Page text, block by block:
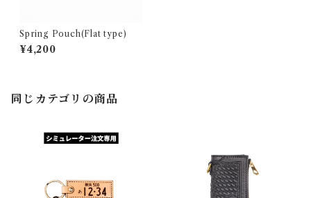
Spring Pouch(Flat type)
¥4,200
同じカテゴリの商品